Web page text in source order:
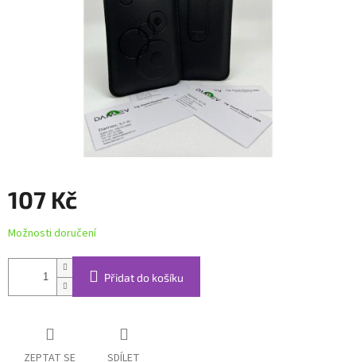
107 Kč
Měrná
cena:
Možnosti doručení
Přidat do košíku
ZEPTAT SE SDÍLET